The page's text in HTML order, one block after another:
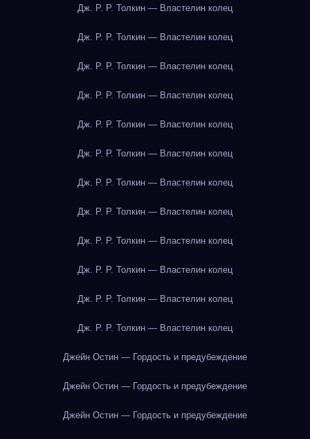
Дж. Р. Р. Толкин — Властелин колец
Дж. Р. Р. Толкин — Властелин колец
Дж. Р. Р. Толкин — Властелин колец
Дж. Р. Р. Толкин — Властелин колец
Дж. Р. Р. Толкин — Властелин колец
Дж. Р. Р. Толкин — Властелин колец
Дж. Р. Р. Толкин — Властелин колец
Дж. Р. Р. Толкин — Властелин колец
Дж. Р. Р. Толкин — Властелин колец
Дж. Р. Р. Толкин — Властелин колец
Дж. Р. Р. Толкин — Властелин колец
Дж. Р. Р. Толкин — Властелин колец
Джейн Остин — Гордость и предубеждение
Джейн Остин — Гордость и предубеждение
Джейн Остин — Гордость и предубеждение